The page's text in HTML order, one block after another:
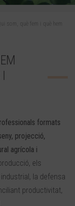
Qui som, què fem i què hem
formats
projecció,
agrícola i
els
la defensa
productivitat,